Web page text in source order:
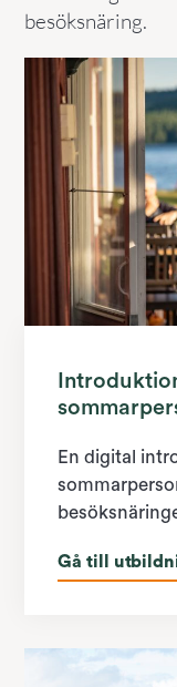
besöksnäring.
En digital
Gå till